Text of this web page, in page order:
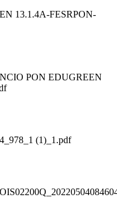
13.1.4A-FESRPON-
PON EDUGREEN
(1)_1.pdf